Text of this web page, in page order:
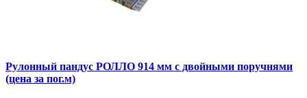
Рулонный пандус РОЛЛО 914 мм с двойными поручнями
(цена за пог.м)